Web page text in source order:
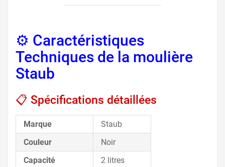
⚙️ Caractéristiques
Techniques de la moulière
Staub
📋 Spécifications détaillées
Marque
Staub
Couleur
Noir
Capacité
2 litres